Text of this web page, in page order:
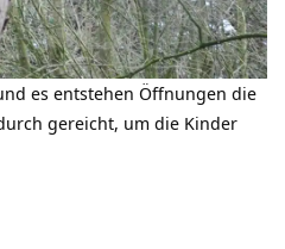
es entstehen Öffnungen die
gereicht, um die Kinder